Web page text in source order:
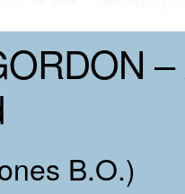
–
B.O.)